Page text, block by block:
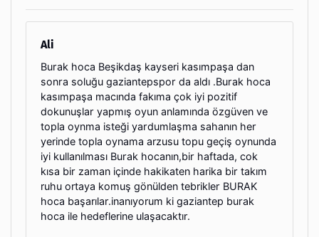
Ali
Burak hoca Beşikdaş kayseri kasımpaşa dan
sonra soluğu gaziantepspor da aldı .Burak hoca
kasımpaşa macında fakıma çok iyi pozitif
dokunuşlar yapmış oyun anlamında özgüven ve
topla oynma isteği yardumlaşma sahanın her
yerinde topla oynama arzusu topu geçiş oynunda
iyi kullanılması Burak hocanın,bir haftada, cok
kısa bir zaman içinde hakikaten harika bir takım
ruhu ortaya komuş gönülden tebrikler BURAK
hoca başarılar.inanıyorum ki gaziantep burak
hoca ile hedeflerine ulaşacaktır.